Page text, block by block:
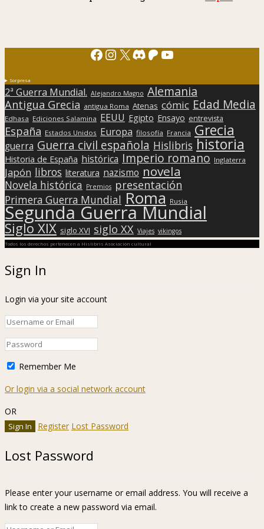
Facebook
Instagram
X Discord
Patreon
YouTube
Sorpresa
2ª Guerra Mundial. Alejandro Magno Alemania
Antigua Grecia antigua Roma Atenas cómic Edad Media
Edhasa Ediciones Salamina EEUU Egipto Ensayo entrevista
España Estados Unidos Europa filosofía Francia Grecia
guerra Guerra civil española Hislibris historia
Historia de España histórica Imperio romano Inglaterra
Japón libros literatura nazismo novela
Novela histórica Premios presentación
Primera Guerra Mundial Roma Rusia
Segunda Guerra Mundial
Siglo XIX siglo XVI siglo XX Viajes vikingos
Todos los derechos pertenecen a Hislibris Asociación cultural
Sign In
Login via your site account
Remember Me
Or login via a social network account
OR
Register Lost Password
Lost Password
Please enter your username or email address. You will receive a
link to create a new password via email.